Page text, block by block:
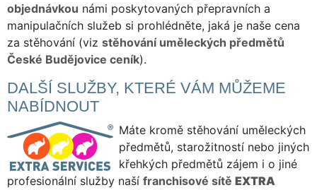
objednávkou námi poskytovaných přepravních a
manipulačních služeb si prohlédněte, jaká je naše cena
za stěhování (viz stěhování uměleckých předmětů
České Budějovice ceník).
DALŠÍ SLUŽBY, KTERÉ VÁM MŮŽEME
NABÍDNOUT
Máte kromě stěhování uměleckých
předmětů, starožitností nebo jiných
křehkých předmětů zájem i o jiné
profesionální služby naší franchisové sítě EXTRA